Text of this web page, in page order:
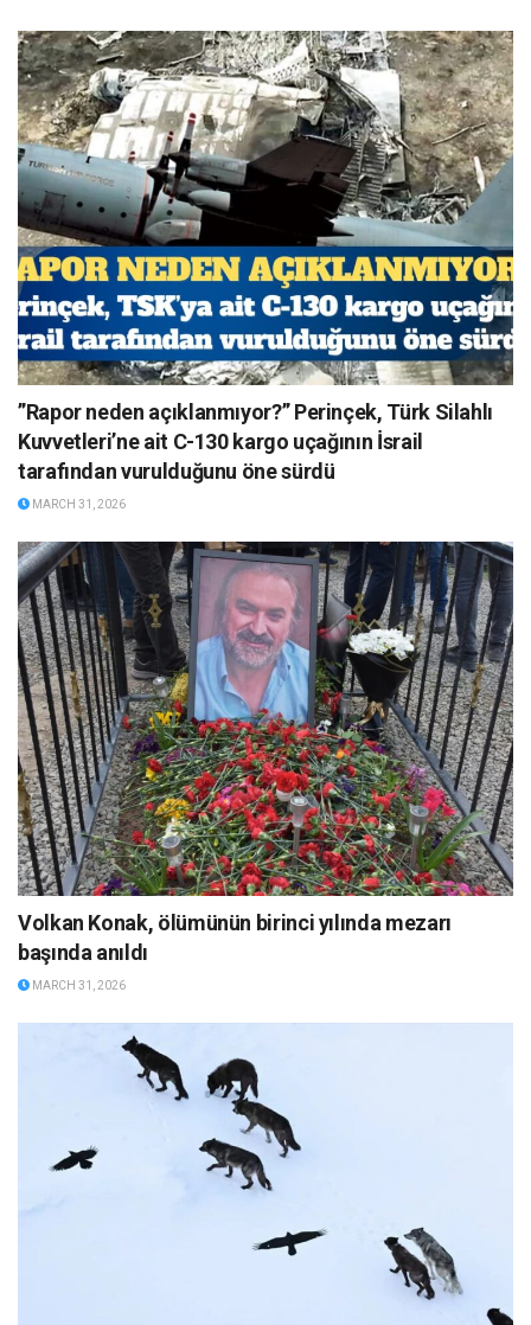
”Rapor neden açıklanmıyor?” Perinçek, Türk Silahlı
Kuvvetleri’ne ait C-130 kargo uçağının İsrail
tarafından vurulduğunu öne sürdü
MARCH 31, 2026
Volkan Konak, ölümünün birinci yılında mezarı
başında anıldı
MARCH 31, 2026